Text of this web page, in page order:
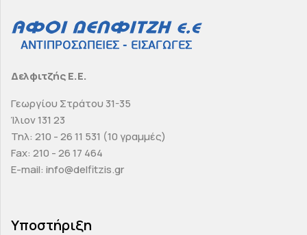
Δελφιτζής Ε.Ε.
Γεωργίου Στράτου 31-35
Ίλιον 131 23
Τηλ: 210 - 26 11 531 (10 γραμμές)
Fax: 210 - 26 17 464
E-mail: info@delfitzis.gr
Υποστήριξη